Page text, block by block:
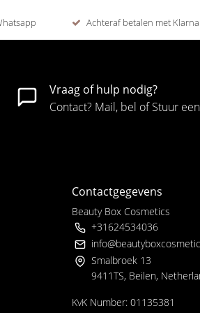
Achteraf betalen met Klarna
Vraag of hulp nodig?
Contact? Mail, bel of Stuur
Contactgegevens
Beauty Box Cosmetics
+31624534036
Smalbroek 13
9411TS, Beilen,
KvK Number: 01135381